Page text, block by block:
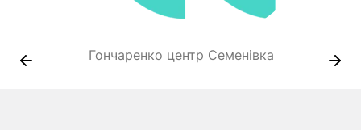
Гончаренко центр Семенівка